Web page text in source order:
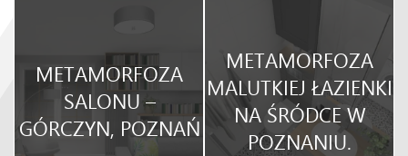
METAMORFOZA
SALONU –
GÓRCZYN, POZNAŃ
METAMORFOZA
MALUTKIEJ ŁAZIENKI
NA ŚRÓDCE W
POZNANIU.